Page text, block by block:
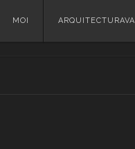
MOI ARQUITECTURAVA